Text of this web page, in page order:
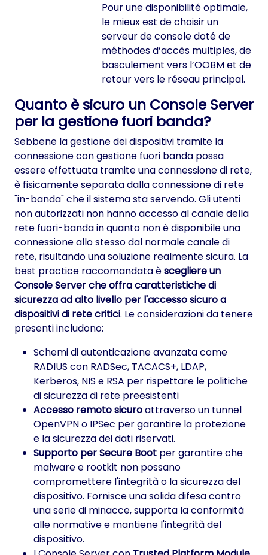
Pour une disponibilité optimale,
le mieux est de choisir un
serveur de console doté de
méthodes d’accès multiples, de
basculement vers l’OOBM et de
retour vers le réseau principal.
Quanto è sicuro un Console Server
per la gestione fuori banda?
Sebbene la gestione dei dispositivi tramite la
connessione con gestione fuori banda possa
essere effettuata tramite una connessione di rete,
è fisicamente separata dalla connessione di rete
"in-banda" che il sistema sta servendo. Gli utenti
non autorizzati non hanno accesso al canale della
rete fuori-banda in quanto non è disponibile una
connessione allo stesso dal normale canale di
rete, risultando una soluzione realmente sicura. La
best practice raccomandata èscegliere un
Console Server che offra caratteristiche di
sicurezza ad alto livello per l'accesso sicuro a
dispositivi di rete critici. Le considerazioni da tenere
presenti includono:
Schemi di autenticazione avanzata come
RADIUS con RADSec, TACACS+, LDAP,
Kerberos, NIS e RSA per rispettare le politiche
di sicurezza di rete preesistenti
Accesso remoto sicuroattraverso un tunnel
OpenVPN o IPSec per garantire la protezione
e la sicurezza dei dati riservati.
Supporto per Secure Boot per garantire che
malware e rootkit non possano
compromettere l'integrità o la sicurezza del
dispositivo. Fornisce una solida difesa contro
una serie di minacce, supporta la conformità
alle normative e mantiene l'integrità del
dispositivo.